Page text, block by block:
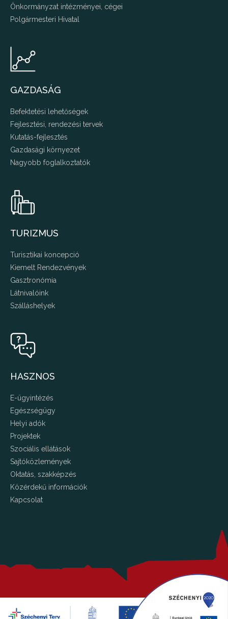
Önkormányzat intézményei, cégei
Polgármesteri Hivatal
GAZDASÁG
Befektetési lehetőségek
Fejlesztési, rendezési tervek
Kutatás-fejlesztés
Gazdasági környezet
Nagyobb foglalkoztatók
TURIZMUS
Turisztikai koncepció
Kiemelt Rendezvények
Gasztronómia
Látnivalóink
Szálláshelyek
HASZNOS
E-ügyintézés
Egészségügy
Helyi adók
Projektek
Szociális ellátások
Sajtóközlemények
Oktatás, szakképzés
Közérdekű információk
Kapcsolat